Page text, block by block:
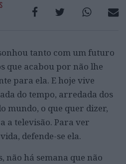
tanto com um futuro
que acabou por não lhe
para ela. E hoje vive
do tempo, arredada dos
mundo, o que quer dizer,
a televisão. Para ver
defende-se ela.
não há semana que não